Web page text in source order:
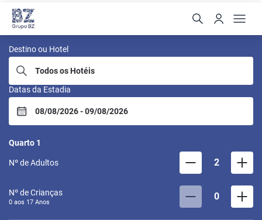
BZ Buzios
Destino ou Hotel
Datas da Estadia
Quarto 1
Nº de Adultos 2
Nº de Crianças
0 aos 17 Anos 0